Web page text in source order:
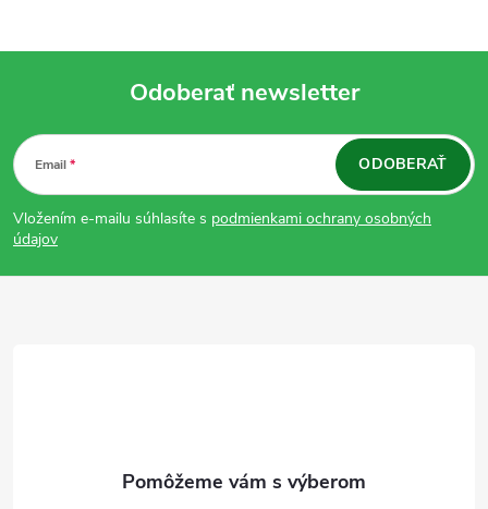
Z
á
p
Odoberať newsletter
Email
Vložením e-mailu súhlasíte s podmienkami ochrany osobných
údajov
ODOBERAŤ